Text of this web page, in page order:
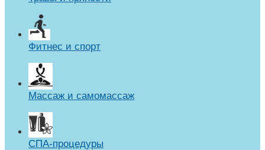
Фитнес и спорт
Массаж и самомассаж
СПА-процедуры